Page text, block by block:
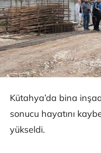
Kütahya’da bina
sonucu hayatını
yükseldi.